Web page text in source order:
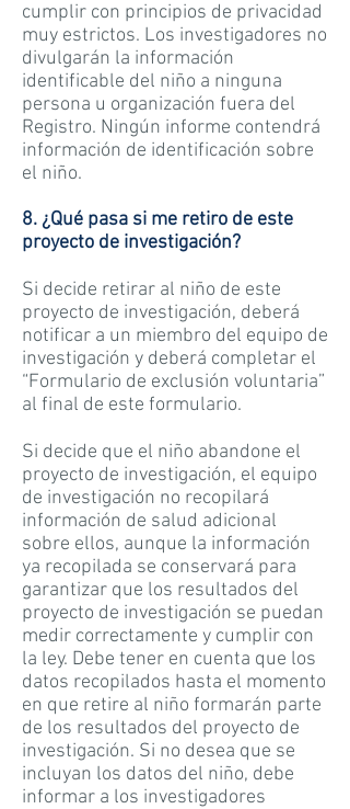
cumplir con principios de privacidad
muy estrictos. Los investigadores no
divulgarán la información
identificable del niño a ninguna
persona u organización fuera del
Registro. Ningún informe contendrá
información de identificación sobre
el niño.
8. ¿Qué pasa si me retiro de este
proyecto de investigación?
Si decide retirar al niño de este
proyecto de investigación, deberá
notificar a un miembro del equipo de
investigación y deberá completar el
“Formulario de exclusión voluntaria”
al final de este formulario.
Si decide que el niño abandone el
proyecto de investigación, el equipo
de investigación no recopilará
información de salud adicional
sobre ellos, aunque la información
ya recopilada se conservará para
garantizar que los resultados del
proyecto de investigación se puedan
medir correctamente y cumplir con
la ley. Debe tener en cuenta que los
datos recopilados hasta el momento
en que retire al niño formarán parte
de los resultados del proyecto de
investigación. Si no desea que se
incluyan los datos del niño, debe
informar a los investigadores